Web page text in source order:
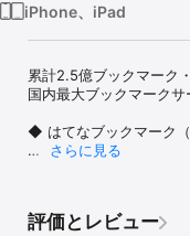
iPhone、iPad
累計2.5億ブックマーク
国内最大ブックマーク
◆ はてなブックマーク
・学術論文からラーメン
さらに見る
評価とレビュー